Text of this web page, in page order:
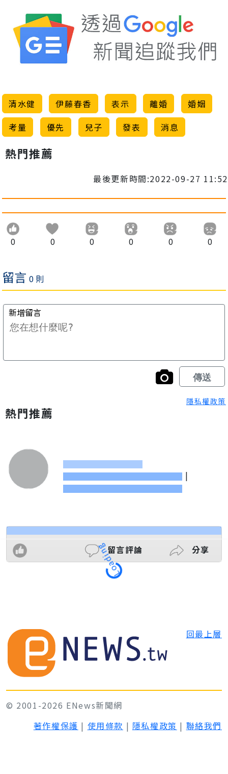
清水健 伊藤春香 表示 離婚
婚姻
考量
優先 兒子 發表 消息
熱門推薦
最後更新時間:2022-09-27 11:52
0 0 0 0 0 0
隱私權政策
熱門推薦
|
留言評論 分享
Loading
回最上層
© 2001-2026 ENews新聞網
著作權保護 | 使用條款 | 隱私權政策 | 聯絡我們